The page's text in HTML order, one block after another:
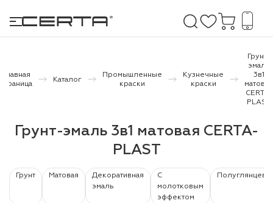
и дачи
бетону,
Главная
страница
Каталог
Промышленные
краски
Кузнечные
краски
Грунт-
эмаль
3в1
матовая
CERTA-
PLAST
Грунт-эмаль 3в1 матовая CERTA-
PLAST
Грунт Матовая
Декоративная
эмаль
С
молотковым
эффектом